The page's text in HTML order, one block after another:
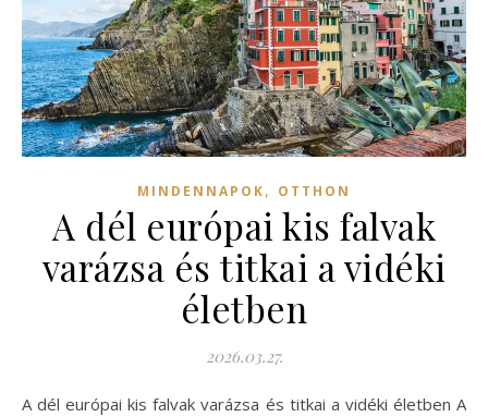
MINDENNAPOK, OTTHON
A dél európai kis falvak
varázsa és titkai a vidéki
életben
2026.03.27.
A dél európai kis falvak varázsa és titkai a vidéki életben A